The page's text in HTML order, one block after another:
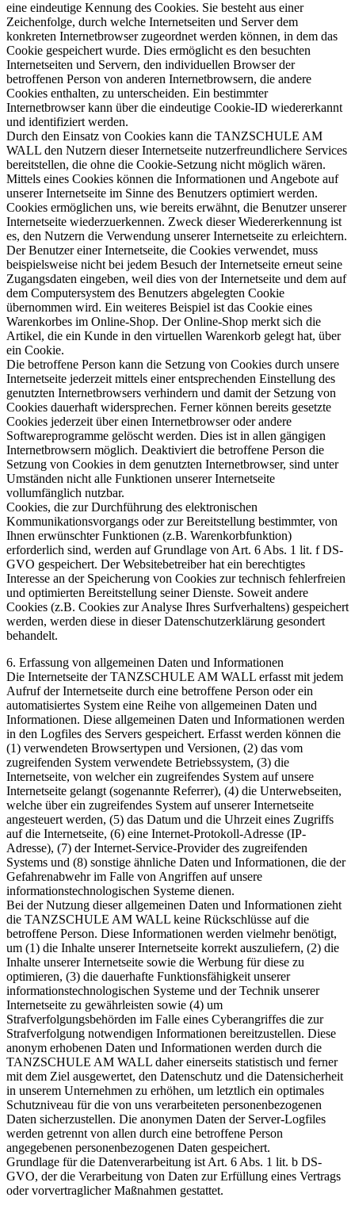
eine eindeutige Kennung des Cookies. Sie besteht aus einer
Zeichenfolge, durch welche Internetseiten und Server dem
konkreten Internetbrowser zugeordnet werden können, in dem das
Cookie gespeichert wurde. Dies ermöglicht es den besuchten
Internetseiten und Servern, den individuellen Browser der
betroffenen Person von anderen Internetbrowsern, die andere
Cookies enthalten, zu unterscheiden. Ein bestimmter
Internetbrowser kann über die eindeutige Cookie-ID wiedererkannt
und identifiziert werden.
Durch den Einsatz von Cookies kann die TANZSCHULE AM
WALL den Nutzern dieser Internetseite nutzerfreundlichere Services
bereitstellen, die ohne die Cookie-Setzung nicht möglich wären.
Mittels eines Cookies können die Informationen und Angebote auf
unserer Internetseite im Sinne des Benutzers optimiert werden.
Cookies ermöglichen uns, wie bereits erwähnt, die Benutzer unserer
Internetseite wiederzuerkennen. Zweck dieser Wiedererkennung ist
es, den Nutzern die Verwendung unserer Internetseite zu erleichtern.
Der Benutzer einer Internetseite, die Cookies verwendet, muss
beispielsweise nicht bei jedem Besuch der Internetseite erneut seine
Zugangsdaten eingeben, weil dies von der Internetseite und dem auf
dem Computersystem des Benutzers abgelegten Cookie
übernommen wird. Ein weiteres Beispiel ist das Cookie eines
Warenkorbes im Online-Shop. Der Online-Shop merkt sich die
Artikel, die ein Kunde in den virtuellen Warenkorb gelegt hat, über
ein Cookie.
Die betroffene Person kann die Setzung von Cookies durch unsere
Internetseite jederzeit mittels einer entsprechenden Einstellung des
genutzten Internetbrowsers verhindern und damit der Setzung von
Cookies dauerhaft widersprechen. Ferner können bereits gesetzte
Cookies jederzeit über einen Internetbrowser oder andere
Softwareprogramme gelöscht werden. Dies ist in allen gängigen
Internetbrowsern möglich. Deaktiviert die betroffene Person die
Setzung von Cookies in dem genutzten Internetbrowser, sind unter
Umständen nicht alle Funktionen unserer Internetseite
vollumfänglich nutzbar.
Cookies, die zur Durchführung des elektronischen
Kommunikationsvorgangs oder zur Bereitstellung bestimmter, von
Ihnen erwünschter Funktionen (z.B. Warenkorbfunktion)
erforderlich sind, werden auf Grundlage von Art. 6 Abs. 1 lit. f DS-
GVO gespeichert. Der Websitebetreiber hat ein berechtigtes
Interesse an der Speicherung von Cookies zur technisch fehlerfreien
und optimierten Bereitstellung seiner Dienste. Soweit andere
Cookies (z.B. Cookies zur Analyse Ihres Surfverhaltens) gespeichert
werden, werden diese in dieser Datenschutzerklärung gesondert
behandelt.
6. Erfassung von allgemeinen Daten und Informationen
Die Internetseite der TANZSCHULE AM WALL erfasst mit jedem
Aufruf der Internetseite durch eine betroffene Person oder ein
automatisiertes System eine Reihe von allgemeinen Daten und
Informationen. Diese allgemeinen Daten und Informationen werden
in den Logfiles des Servers gespeichert. Erfasst werden können die
(1) verwendeten Browsertypen und Versionen, (2) das vom
zugreifenden System verwendete Betriebssystem, (3) die
Internetseite, von welcher ein zugreifendes System auf unsere
Internetseite gelangt (sogenannte Referrer), (4) die Unterwebseiten,
welche über ein zugreifendes System auf unserer Internetseite
angesteuert werden, (5) das Datum und die Uhrzeit eines Zugriffs
auf die Internetseite, (6) eine Internet-Protokoll-Adresse (IP-
Adresse), (7) der Internet-Service-Provider des zugreifenden
Systems und (8) sonstige ähnliche Daten und Informationen, die der
Gefahrenabwehr im Falle von Angriffen auf unsere
informationstechnologischen Systeme dienen.
Bei der Nutzung dieser allgemeinen Daten und Informationen zieht
die TANZSCHULE AM WALL keine Rückschlüsse auf die
betroffene Person. Diese Informationen werden vielmehr benötigt,
um (1) die Inhalte unserer Internetseite korrekt auszuliefern, (2) die
Inhalte unserer Internetseite sowie die Werbung für diese zu
optimieren, (3) die dauerhafte Funktionsfähigkeit unserer
informationstechnologischen Systeme und der Technik unserer
Internetseite zu gewährleisten sowie (4) um
Strafverfolgungsbehörden im Falle eines Cyberangriffes die zur
Strafverfolgung notwendigen Informationen bereitzustellen. Diese
anonym erhobenen Daten und Informationen werden durch die
TANZSCHULE AM WALL daher einerseits statistisch und ferner
mit dem Ziel ausgewertet, den Datenschutz und die Datensicherheit
in unserem Unternehmen zu erhöhen, um letztlich ein optimales
Schutzniveau für die von uns verarbeiteten personenbezogenen
Daten sicherzustellen. Die anonymen Daten der Server-Logfiles
werden getrennt von allen durch eine betroffene Person
angegebenen personenbezogenen Daten gespeichert.
Grundlage für die Datenverarbeitung ist Art. 6 Abs. 1 lit. b DS-
GVO, der die Verarbeitung von Daten zur Erfüllung eines Vertrags
oder vorvertraglicher Maßnahmen gestattet.